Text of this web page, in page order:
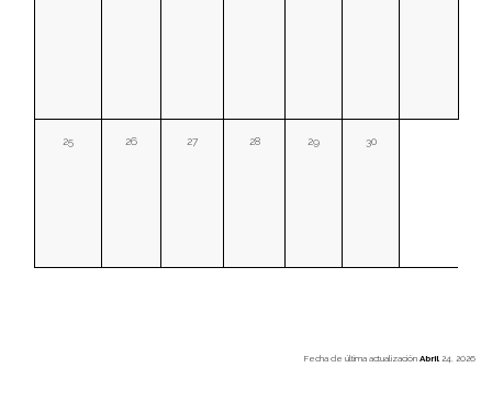
25 26 27 28 29 30
Fecha de última actualización Abril 24, 2026